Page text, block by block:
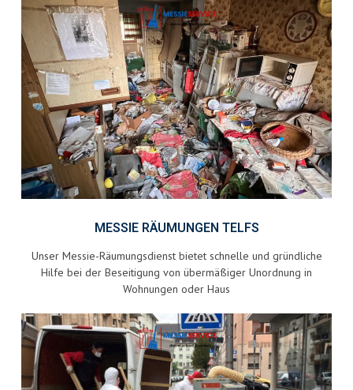
MESSIE RÄUMUNGEN TELFS
Unser Messie-Räumungsdienst bietet schnelle und gründliche
Hilfe bei der Beseitigung von übermäßiger Unordnung in
Wohnungen oder Haus